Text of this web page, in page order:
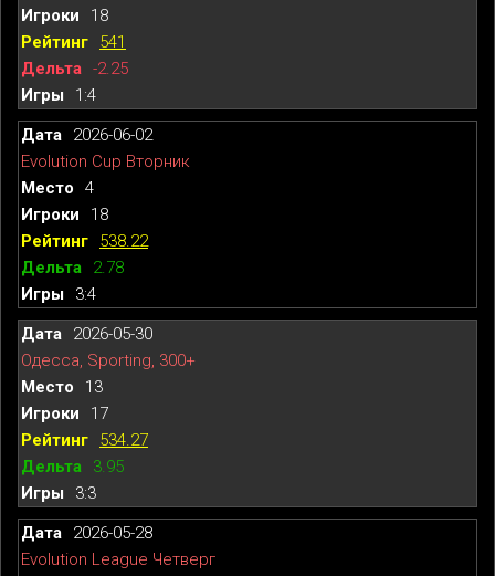
18
541
-2.25
1:4
2026-06-02
Evolution Cup Вторник
4
18
538.22
2.78
3:4
2026-05-30
Одесса, Sporting, 300+
13
17
534.27
3.95
3:3
2026-05-28
Evolution League Четверг